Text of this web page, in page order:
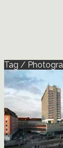
Tag /